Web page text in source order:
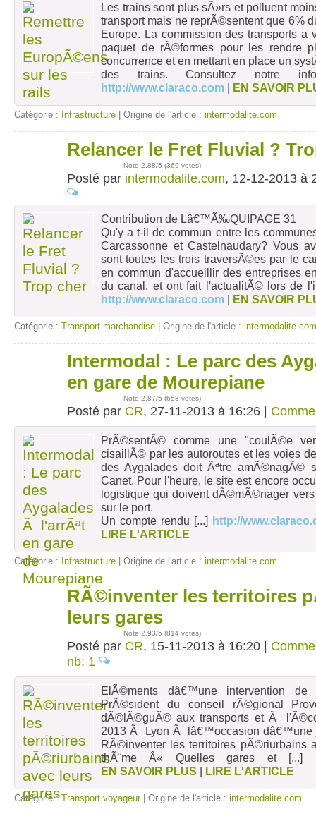
Les trains sont plus sÃ»rs et polluent
transport mais ne reprÃ©sentent que 6%
Europe. La commission des transports
paquet de rÃ©formes pour les rendre
concurrence et en mettant en place un
des trains. Consultez notre
http://www.claraco.com | EN SAVOIR
Catégorie : Infrastructure | Origine de l'article : intermodalite.com
Relancer le Fret Fluvial ?
Note 2.88/5 (369 votes)
Posté par intermodalite.com, 12-12-2013 à
Contribution de Lâ€™Ã‰QUIPAGE 31
Qu'y a t-il de commun entre les
Carcassonne et Castelnaudary? Vous
sont toutes les trois traversÃ©es par le
en commun d'accueillir des entreprises
du canal, et ont fait l'actualitÃ© lors de
http://www.claraco.com | EN SAVOIR
Catégorie : Transport marchandise | Origine de l'article : intermodalite.com
Intermodal : Le parc des
en gare de Mourepiane
Note 2.87/5 (653 votes)
Posté par CR, 27-11-2013 à 16:26 |
PrÃ©sentÃ© comme une "coulÃ©e
cisaillÃ© par les autoroutes et les voies
des Aygalades doit Ãªtre amÃ©nagÃ©
Canet. Pour l'heure, le site est encore
logistique qui doivent dÃ©mÃ©nager
sur le port.
Un compte rendu [...] http://
LIRE L'ARTICLE
Catégorie : Infrastructure | Origine de l'article : intermodalite.com
RÃ©inventer les territoires
leurs gares
Note 2.93/5 (814 votes)
Posté par CR, 15-11-2013 à 16:20 |
nb: 1
ElÃ©ments dâ€™une intervention
PrÃ©sident du conseil rÃ©gional
dÃ©lÃ©guÃ© aux transports et Ã
2013 Ã Lyon Ã lâ€™occasion dâ€™une
RÃ©inventer les territoires pÃ©riurbains
thÃ¨me Â« Quelles gares et[...]
EN SAVOIR PLUS | LIRE L'ARTICLE
Catégorie :Transport voyageur| Origine de l'article : intermodalite.com